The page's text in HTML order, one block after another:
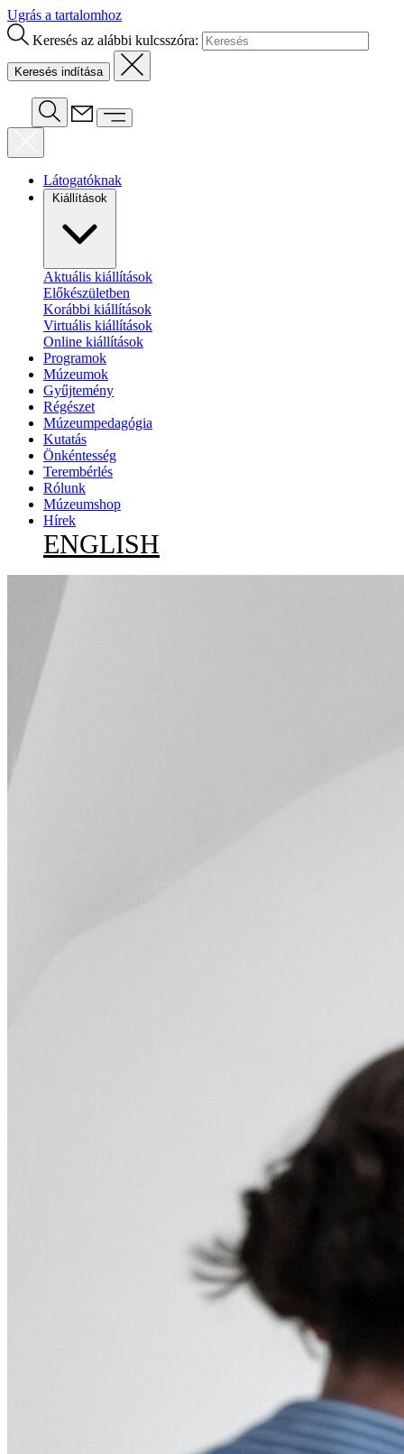
Ugrás a tartalomhoz
Keresés az alábbi kulcsszóra:
Látogatóknak
Kiállítások
Aktuális kiállítások
Előkészületben
Korábbi kiállítások
Virtuális kiállítások
Online kiállítások
Programok
Múzeumok
Gyűjtemény
Régészet
Múzeumpedagógia
Kutatás
Önkéntesség
Terembérlés
Rólunk
Múzeumshop
Hírek
ENGLISH